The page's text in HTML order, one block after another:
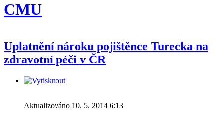
CMU
Uplatnění nároku pojištěnce Turecka na
zdravotní péči v ČR
Aktualizováno 10. 5. 2014 6:13